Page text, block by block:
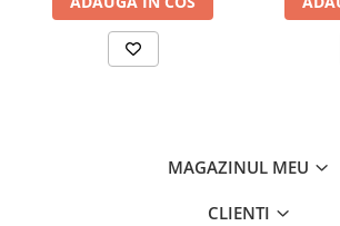
Inaltime absorbite: 160 m
Debit: 10m3/h
MAGAZINUL MEU
CLIENTI